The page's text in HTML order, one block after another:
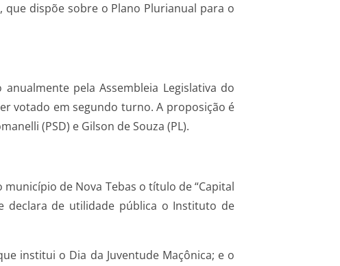
que dispõe sobre o Plano Plurianual para o
pela Assembleia Legislativa do
votado em segundo turno. A proposição é
(PSD) e Gilson de Souza (PL).
de Nova Tebas o título de “Capital
declara de utilidade pública o Instituto de
institui o Dia da Juventude Maçônica; e o